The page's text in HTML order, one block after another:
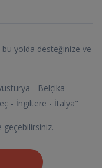
bu yolda desteğinize ve
- Belçika -
- İngiltere - İtalya"